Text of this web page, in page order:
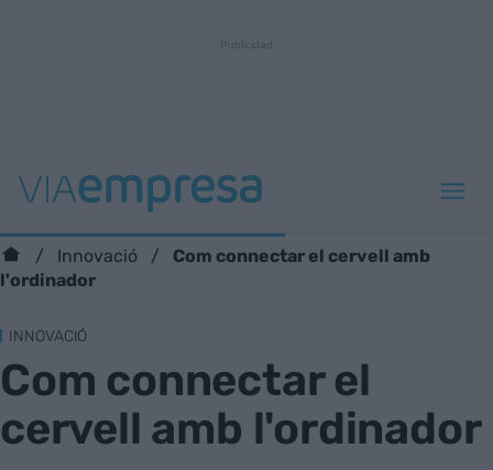
Innovació
Com connectar el cervell amb
l'ordinador
INNOVACIÓ
Com connectar el
cervell amb l'ordinador